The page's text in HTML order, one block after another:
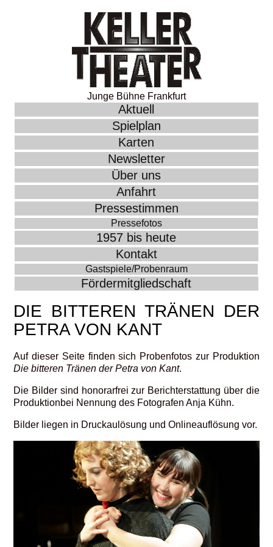
Junge Bühne Frankfurt
Aktuell
Spielplan
Karten
Newsletter
Über uns
Anfahrt
Pressestimmen
Pressefotos
1957 bis heute
Kontakt
Gastspiele/Probenraum
Fördermitgliedschaft
DIE BITTEREN TRÄNEN DER
PETRA VON KANT
Auf dieser Seite finden sich Probenfotos zur Produktion
Die bitteren Tränen der Petra von Kant.
Die Bilder sind honorarfrei zur Berichterstattung über die
Produktionbei Nennung des Fotografen Anja Kühn.
Bilder liegen in Druckaulösung und Onlineauflösung vor.